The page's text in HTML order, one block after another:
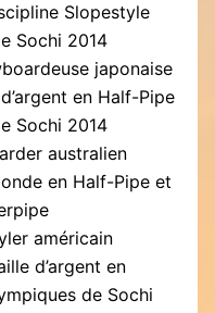
Slopestyle
Sochi 2014
japonaise
en Half-Pipe
Sochi 2014
australien
en Half-Pipe et
américain
d’argent en
de Sochi